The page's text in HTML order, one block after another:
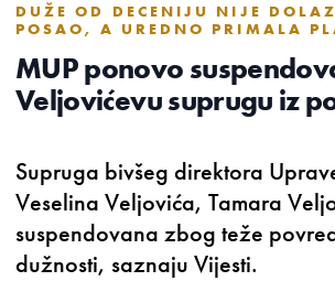
DUŽE OD DECENIJU NIJE
POSAO, A UREDNO PRIMALA
MUP ponovo
Veljovićevu suprugu iz
Supruga bivšeg direktora
Veselina Veljovića, Tamara
suspendovana zbog teže
dužnosti, saznaju Vijesti.